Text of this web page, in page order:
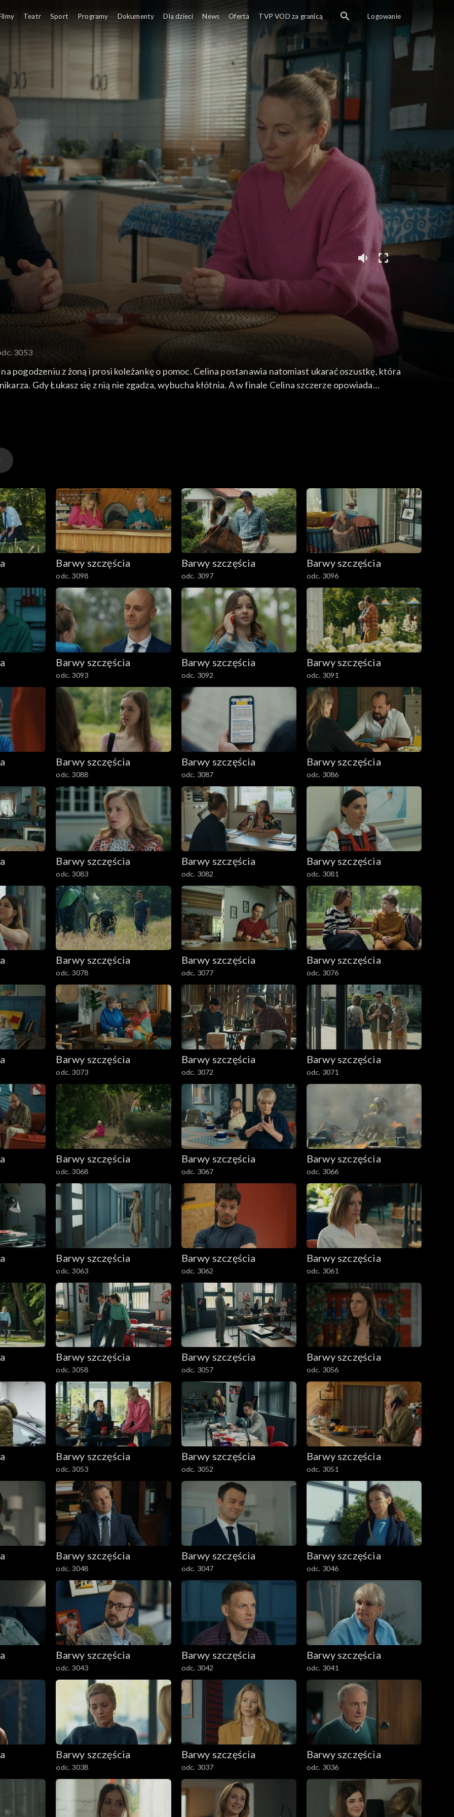
3053
pogodzeniu z żoną i prosi koleżankę o pomoc. Celina postanawia natomiast ukarać oszustkę, która
Gdy Łukasz się z nią nie zgadza, wybucha kłótnia. A w finale Celina szczerze opowiada
ich do siebie zbliża. Za to Ignacy decyduje się na odejście z pracy.
Barwy szczęścia
odc. 3098
Barwy szczęścia
odc. 3097
Barwy szczęścia
odc. 3096
Barwy szczęścia
odc. 3093
Barwy szczęścia
odc. 3092
Barwy szczęścia
odc. 3091
Barwy szczęścia
odc. 3088
Barwy szczęścia
odc. 3087
Barwy szczęścia
odc. 3086
Barwy szczęścia
odc. 3083
Barwy szczęścia
odc. 3082
Barwy szczęścia
odc. 3081
Barwy szczęścia
odc. 3078
Barwy szczęścia
odc. 3077
Barwy szczęścia
odc. 3076
Barwy szczęścia
odc. 3073
Barwy szczęścia
odc. 3072
Barwy szczęścia
odc. 3071
Barwy szczęścia
odc. 3068
Barwy szczęścia
odc. 3067
Barwy szczęścia
odc. 3066
Barwy szczęścia
odc. 3063
Barwy szczęścia
odc. 3062
Barwy szczęścia
odc. 3061
Barwy szczęścia
odc. 3058
Barwy szczęścia
odc. 3057
Barwy szczęścia
odc. 3056
Barwy szczęścia
odc. 3053
Barwy szczęścia
odc. 3052
Barwy szczęścia
odc. 3051
Barwy szczęścia
odc. 3048
Barwy szczęścia
odc. 3047
Barwy szczęścia
odc. 3046
Barwy szczęścia
odc. 3043
Barwy szczęścia
odc. 3042
Barwy szczęścia
odc. 3041
Barwy szczęścia
odc. 3038
Barwy szczęścia
odc. 3037
Barwy szczęścia
odc. 3036
Teatr Sport Programy Dokumenty Dla dzieci News Oferta TVP VOD za granicą Logowanie